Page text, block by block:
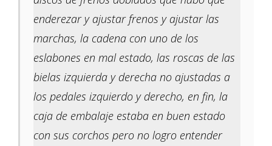
enderezar y ajustar frenos y ajustar las
marchas, la cadena con uno de los
eslabones en mal estado, las roscas de las
bielas izquierda y derecha no ajustadas a
los pedales izquierdo y derecho, en fin, la
caja de embalaje estaba en buen estado
con sus corchos pero no logro entender